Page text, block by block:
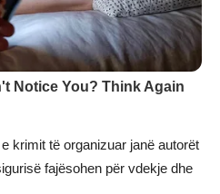
krimit të organizuar janë autorët
fajësohen për vdekje dhe